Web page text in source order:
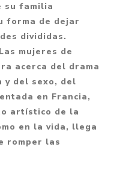
su familia
forma de dejar
divididas.
mujeres de
acerca del drama
y del sexo, del
en Francia,
artístico de la
en la vida, llega
romper las